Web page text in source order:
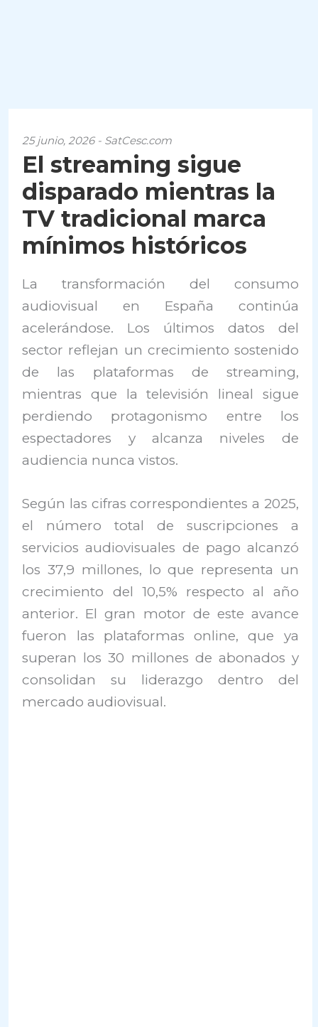
25 junio, 2026 - SatCesc.com
El streaming sigue
disparado mientras la
TV tradicional marca
mínimos históricos
La transformación del consumo
audiovisual en España continúa
acelerándose. Los últimos datos del
sector reflejan un crecimiento sostenido
de las plataformas de streaming,
mientras que la televisión lineal sigue
perdiendo protagonismo entre los
espectadores y alcanza niveles de
audiencia nunca vistos.
Según las cifras correspondientes a 2025,
el número total de suscripciones a
servicios audiovisuales de pago alcanzó
los 37,9 millones, lo que representa un
crecimiento del 10,5% respecto al año
anterior. El gran motor de este avance
fueron las plataformas online, que ya
superan los 30 millones de abonados y
consolidan su liderazgo dentro del
mercado audiovisual.